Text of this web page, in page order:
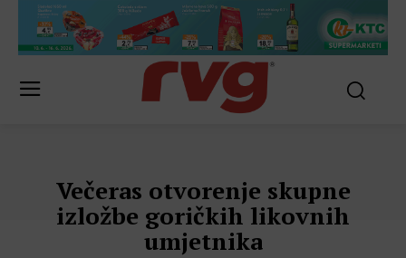
Večeras otvorenje skupne
izložbe goričkih likovnih
umjetnika